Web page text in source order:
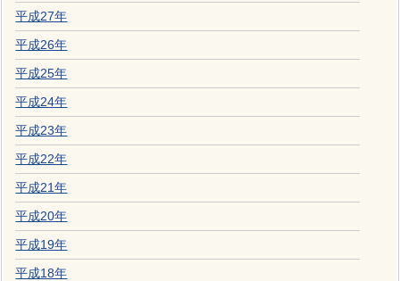
平成27年
平成26年
平成25年
平成24年
平成23年
平成22年
平成21年
平成20年
平成19年
平成18年